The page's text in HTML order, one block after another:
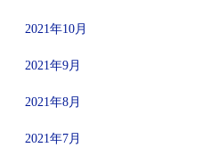
2021年10月
2021年9月
2021年8月
2021年7月